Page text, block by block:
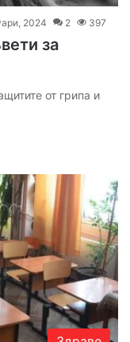
2024 2 397
за
от грипа и